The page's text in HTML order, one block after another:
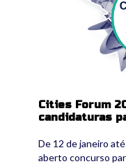
Cities Forum
candidaturas
De 12 de janeiro
aberto concurso